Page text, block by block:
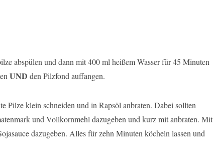
abspülen und dann mit 400 ml heißem Wasser für 45 Minuten
UND den Pilzfond auffangen.
Pilze klein schneiden und in Rapsöl anbraten. Dabei sollten
und Vollkornmehl dazugeben und kurz mit anbraten. Mit
dazugeben. Alles für zehn Minuten köcheln lassen und